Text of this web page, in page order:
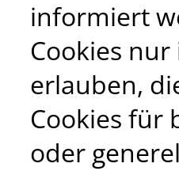
informiert
Cookies
erlauben,
Cookies für
oder